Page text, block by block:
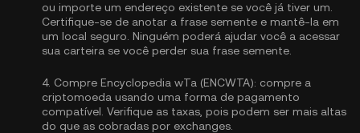
ou importe um endereço existente se você já tiver um.
Certifique-se de anotar a frase semente e mantê-la em
um local seguro. Ninguém poderá ajudar você a acessar
sua carteira se você perder sua frase semente.
4. Compre Encyclopedia wTa (ENCWTA): compre a
criptomoeda usando uma forma de pagamento
compatível. Verifique as taxas, pois podem ser mais altas
do que as cobradas por exchanges.